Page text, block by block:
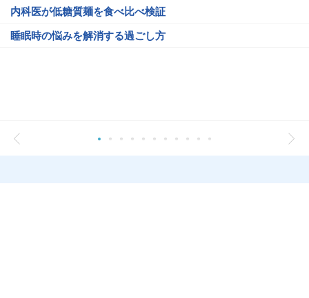
内科医が低糖質麺を食べ比べ検証
睡眠時の悩みを解消する過ごし方